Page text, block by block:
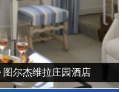
尔杰维拉庄园酒店